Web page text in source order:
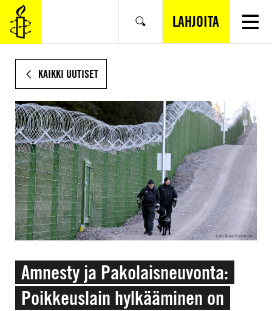
SIIRRY
VARSINAISEEN
SISÄLTÖÖN
Hae LAHJOITA
KAIKKI UUTISET
Amnesty ja Pakolaisneuvonta:
Poikkeuslain hylkääminen on